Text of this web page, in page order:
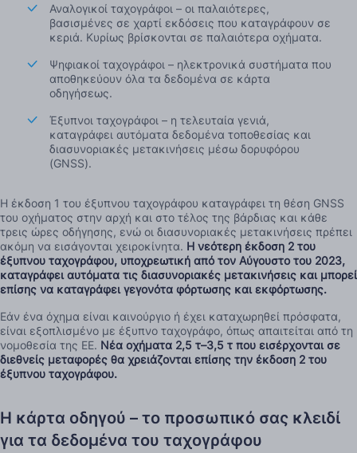
Αναλογικοί ταχογράφοι – οι παλαιότερες,
βασισμένες σε χαρτί εκδόσεις που καταγράφουν σε
κεριά. Κυρίως βρίσκονται σε παλαιότερα οχήματα.
Ψηφιακοί ταχογράφοι – ηλεκτρονικά συστήματα που
αποθηκεύουν όλα τα δεδομένα σε κάρτα
οδηγήσεως.
Έξυπνοι ταχογράφοι – η τελευταία γενιά,
καταγράφει αυτόματα δεδομένα τοποθεσίας και
διασυνοριακές μετακινήσεις μέσω δορυφόρου
(GNSS).
Η έκδοση 1 του έξυπνου ταχογράφου καταγράφει τη θέση GNSS
του οχήματος στην αρχή και στο τέλος της βάρδιας και κάθε
τρεις ώρες οδήγησης, ενώ οι διασυνοριακές μετακινήσεις πρέπει
ακόμη να εισάγονται χειροκίνητα. Η νεότερη έκδοση 2 του
έξυπνου ταχογράφου, υποχρεωτική από τον Αύγουστο του 2023,
καταγράφει αυτόματα τις διασυνοριακές μετακινήσεις και μπορεί
επίσης να καταγράφει γεγονότα φόρτωσης και εκφόρτωσης.
Εάν ένα όχημα είναι καινούργιο ή έχει καταχωρηθεί πρόσφατα,
είναι εξοπλισμένο με έξυπνο ταχογράφο, όπως απαιτείται από τη
νομοθεσία της ΕΕ. Νέα οχήματα 2,5 τ–3,5 τ που εισέρχονται σε
διεθνείς μεταφορές θα χρειάζονται επίσης την έκδοση 2 του
έξυπνου ταχογράφου.
Η κάρτα οδηγού – το προσωπικό σας κλειδί
για τα δεδομένα του ταχογράφου